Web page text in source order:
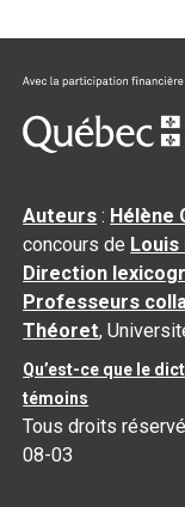
Auteurs : Hélène
concours de
Direction
Professeurs
Théoret,
Qu’est-ce que le
témoins
Tous droits
08-03